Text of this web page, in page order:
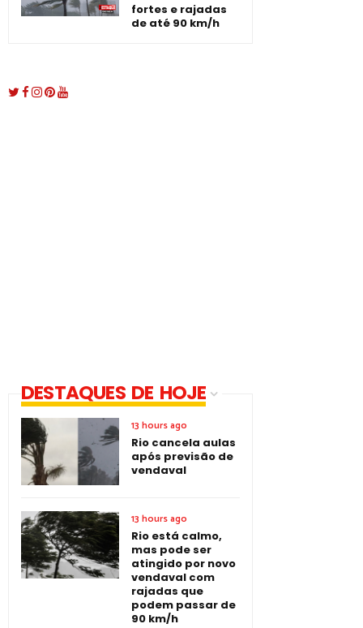
fortes e rajadas
de até 90 km/h
DESTAQUES DE HOJE
13 hours ago
Rio cancela aulas
após previsão de
vendaval
13 hours ago
Rio está calmo,
mas pode ser
atingido por novo
vendaval com
rajadas que
podem passar de
90 km/h